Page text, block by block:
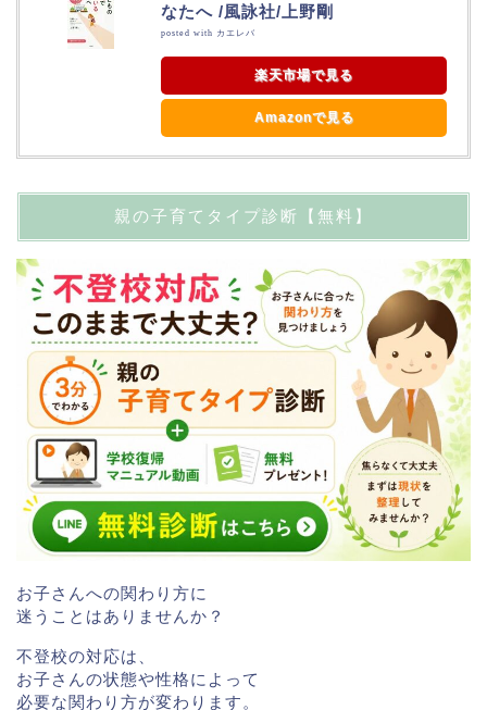
なたへ /風詠社/上野剛
posted with カエレバ
楽天市場で見る
Amazonで見る
親の子育てタイプ診断【無料】
お子さんへの関わり方に
迷うことはありませんか？
不登校の対応は、
お子さんの状態や性格によって
必要な関わり方が変わります。